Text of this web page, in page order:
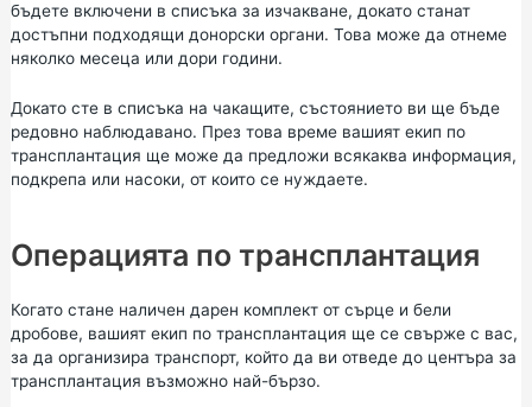
бъдете включени в списъка за изчакване, докато станат
достъпни подходящи донорски органи. Това може да отнеме
няколко месеца или дори години.
Докато сте в списъка на чакащите, състоянието ви ще бъде
редовно наблюдавано. През това време вашият екип по
трансплантация ще може да предложи всякаква информация,
подкрепа или насоки, от които се нуждаете.
Операцията по трансплантация
Когато стане наличен дарен комплект от сърце и бели
дробове, вашият екип по трансплантация ще се свърже с вас,
за да организира транспорт, който да ви отведе до центъра за
трансплантация възможно най-бързо.